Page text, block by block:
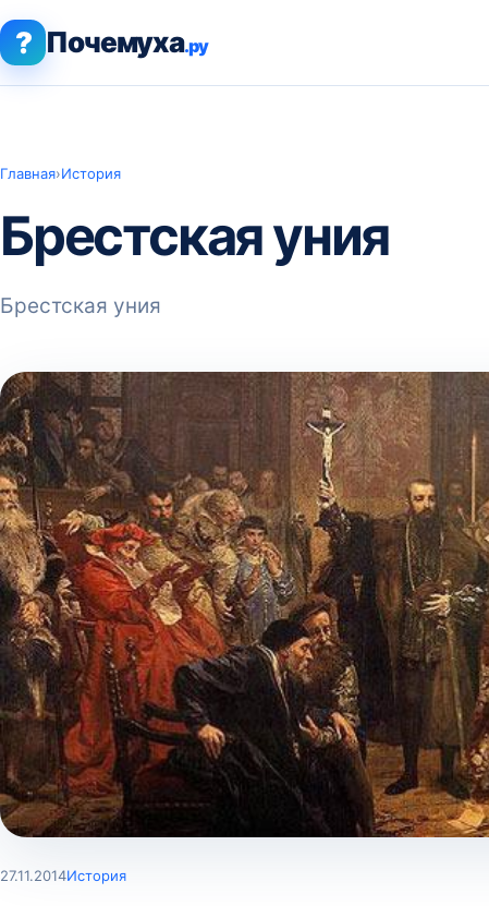
? Почемуха.ру
Главная›История
Брестская уния
Брестская уния
27.11.2014История